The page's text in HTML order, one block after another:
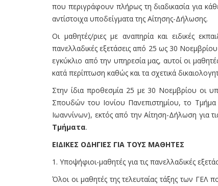
που περιγράφουν πλήρως τη διαδικασία για
αντίστοιχα υποδείγματα της Αίτησης-Δήλωσης.
Οι μαθητές/ριες με αναπηρία και ειδικές
πανελλαδικές εξετάσεις από 25 ως 30
εγκύκλιο από την υπηρεσία μας, αυτοί οι
κατά περίπτωση καθώς και τα σχετικά
Στην ίδια προθεσμία 25 με 30 Νοεμβρίου οι
Σπουδών του Ιονίου Πανεπιστηµίου, το
Ιωαννίνων), εκτός από την Αίτηση-Δήλωση για
Τμήματα.
ΕΙΔΙΚΕΣ ΟΔΗΓΙΕΣ ΓΙΑ ΤΟΥΣ ΜΑΘΗΤΕΣ
1. Υποψήφιοι-μαθητές για τις πανελλαδικές
Όλοι οι μαθητές της τελευταίας τάξης των